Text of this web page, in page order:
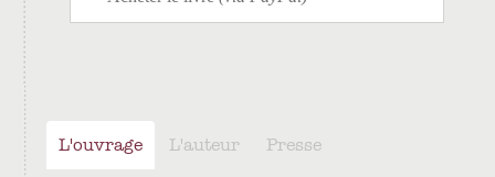
L'ouvrage L'auteur Presse